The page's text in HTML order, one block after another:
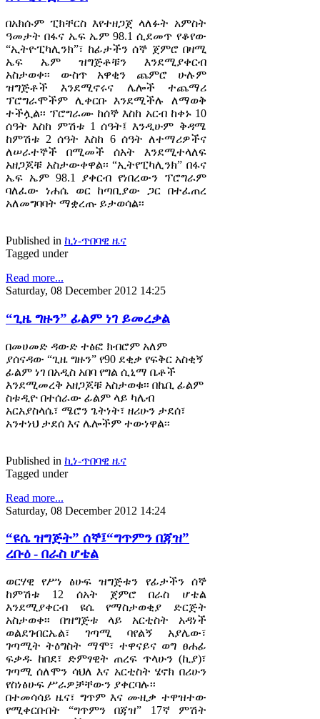
በአክሱም ፒክቸርስ እየተዘጋጀ ላለፉት አምስት
ዓመታት በፋና ኤፍ ኤም 98.1 ሲደመጥ የቆየው
“ኢትዮፒካሊንክ”፣ ከፊታችን ሰኞ ጀምሮ በዛሚ
ኤፍ ኤም ዝግጅቶቹን እንደሚያቀርብ
አስታወቀ፡፡ ውስጥ አዋቂን ጨምሮ ሁሉም
ዝግጅቶች እንደሚኖሩና ሌሎች ተጨማሪ
ፕሮግራሞችም ሊቀርቡ እንደሚችሉ ለማወቅ
ተችሏል፡፡ ፕሮግራሙ ከሰኞ እስከ አርብ ከቀኑ 10
ሰዓት እስከ ምሽቱ 1 ሰዓት፤ እንዲሁም ቅዳሜ
ከምሽቱ 2 ሰዓት እስከ 6 ሰዓት ለተማሪዎችና
ለሠራተኞች በሚመች ሰአት እንደሚተላለፍ
አዘጋጆቹ አስታውቀዋል፡፡ “ኢትየፒካሊንክ” በፋና
ኤፍ ኤም 98.1 ያቀርብ የነበረውን ፕሮግራም
ባለፈው ነሐሴ ወር ከጣቢያው ጋር በተፈጠረ
አለመግባባት ማቋረጡ ይታወሳል፡፡
Published in ኪነ-ጥበባዊ ዜና
Tagged under
Read more...
Saturday, 08 December 2012 14:25
“ጊዜ ግዙን” ፊልም ነገ ይመረቃል
በመሀመድ ዳውድ ተፅፎ ክብሮም አለም
ያሰናዳው “ጊዜ ግዙን” የ90 ደቂቃ የፍቅር አስቂኝ
ፊልም ነገ በአዲስ አበባ የግል ሲኒማ ቤቶች
እንደሚመረቅ አዘጋጆቹ አስታወቁ፡፡ በኬቢ ፊልም
ስቱዲዮ በተሰራው ፊልም ላይ ካሌብ
አርአያስላሴ፣ ሜሮን ጌትነት፣ ዘሪሁን ታደሰ፣
አንተነህ ታደሰ እና ሌሎችም ተውነዋል፡፡
Published in ኪነ-ጥበባዊ ዜና
Tagged under
Read more...
Saturday, 08 December 2012 14:24
“ዩሴ ዝግጅት” ሰኞ፤“ግጥምን በጃዝ”
ረቡዕ - በራስ ሆቴል
ወርሃዊ የሥነ ፅሁፍ ዝግጅቱን የፊታችን ሰኞ
ከምሽቱ 12 ሰአት ጀምሮ በራስ ሆቴል
እንደሚያቀርብ ዩሴ የማስታወቂያ ድርጅት
አስታወቀ፡፡ በዝግጅቱ ላይ አርቲስት አዳነች
ወልደገብርኤል፣ ገጣሚ ባየልኝ አያሌው፣
ገጣሚት ትዕግስት ማሞ፣ ተዋናይና ወግ ፀሐፊ
ፍቃዱ ከበደ፣ ድምፃዊት ጠረፍ ጥላሁን (ኪያ)፣
ገጣሚ ሰለሞን ሳህለ እና አርቲስት ሄኖክ በሪሁን
የስነፅሁፍ ሥራዎቻቸውን ያቀርባሉ፡፡
በተመሳሳይ ዜና፣ ግጥም እና ሙዚቃ ተዋዝተው
የሚቀርቡበት “ግጥምን በጃዝ” 17ኛ ምሽት